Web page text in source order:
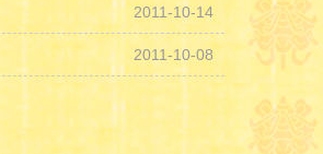
2011-10-14
2011-10-08